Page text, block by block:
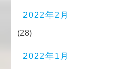
2022年2月
(28)
2022年1月